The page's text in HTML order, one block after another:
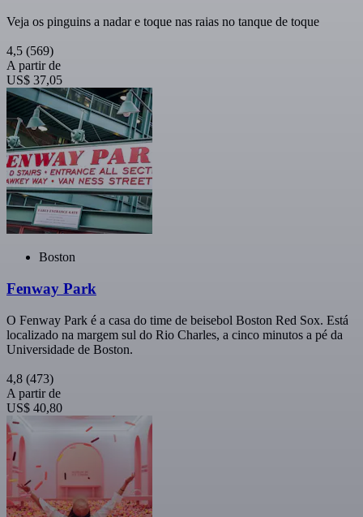
Veja os pinguins a nadar e toque nas raias no tanque de toque
4,5 (569)
A partir de
US$ 37,05
Boston
Fenway Park
O Fenway Park é a casa do time de beisebol Boston Red Sox. Está
localizado na margem sul do Rio Charles, a cinco minutos a pé da
Universidade de Boston.
4,8 (473)
A partir de
US$ 40,80